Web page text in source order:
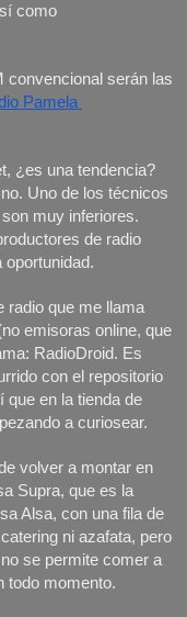
como
convencional serán las
Pamela
¿es una tendencia?
Uno de los técnicos
muy inferiores.
de radio
oportunidad.
radio que me llama
emisoras online, que
RadioDroid. Es
con el repositorio
que en la tienda de
a curiosear.
volver a montar en
Supra, que es la
Alsa, con una fila de
ni azafata, pero
se permite comer a
todo momento.